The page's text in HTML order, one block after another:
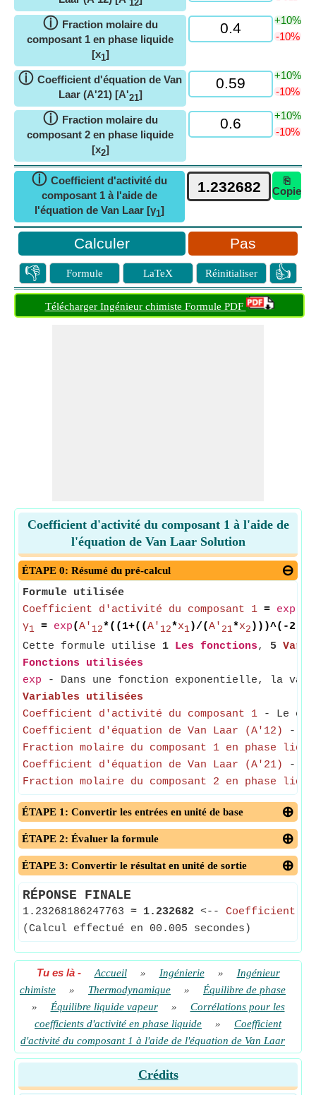
12
ⓘ Fraction molaire du
composant 1 en phase liquide
[x1]
+10%
-10%
ⓘ Coefficient d'équation de Van
Laar (A'21) [A'21]
+10%
-10%
ⓘ Fraction molaire du
composant 2 en phase liquide
[x2]
+10%
-10%
ⓘ Coefficient d'activité du
composant 1 à l'aide de
l'équation de Van Laar [γ1]
⎘
Copie
Pas
👎 Formule LaTeX Réinitialiser 👍
Télécharger Ingénieur chimiste Formule PDF
Coefficient d'activité du composant 1 à l'aide de
l'équation de Van Laar Solution
ÉTAPE 0: Résumé du pré-calcul
Formule utilisée
Coefficient d'activité du composant 1 = exp
γ1 = exp(A' 12*((1+((A' 12*x1 )/(A' 21*x2 )))^(-2)))
Cette formule utilise 1 Les fonctions, 5
Fonctions utilisées
exp - Dans une fonction exponentielle, la
Variables utilisées
Coefficient d'activité du composant 1 - Le
Coefficient d'équation de Van Laar (A'12)
-
Fraction molaire du composant 1 en phase
Coefficient d'équation de Van Laar (A'21)
-
Fraction molaire du composant 2 en phase
ÉTAPE 1: Convertir les entrées en unité de base
ÉTAPE 2: Évaluer la formule
ÉTAPE 3: Convertir le résultat en unité de sortie
RÉPONSE FINALE
1.23268186247763 ≈ 1.232682 <-- Coefficient
(Calcul effectué en 00.005 secondes)
Tu es là- Accueil » Ingénierie »
Ingénieur
chimiste
» Thermodynamique »
Équilibre de phase
»
Équilibre liquide vapeur »
Corrélations pour les
coefficients d'activité en phase liquide
»
Coefficient
d'activité du composant 1 à l'aide de l'équation de Van Laar
Crédits